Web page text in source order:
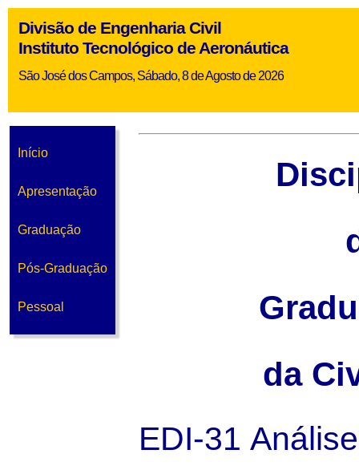
Divisão de Engenharia Civil
Instituto Tecnológico de Aeronáutica
São José dos Campos, Sábado, 8 de Agosto de 2026
Início
Apresentação
Graduação
Pós-Graduação
Pessoal
da
EDI-31